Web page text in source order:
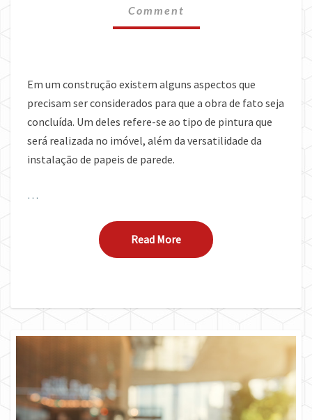
Comment
Em um construção existem alguns aspectos que
precisam ser considerados para que a obra de fato seja
concluída. Um deles refere-se ao tipo de pintura que
será realizada no imóvel, além da versatilidade da
instalação de papeis de parede.
…
Read MoreRead More